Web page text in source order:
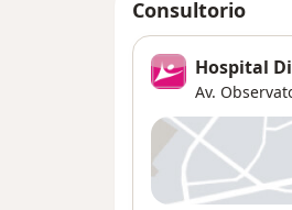
Consultorio
Hospital
Av.